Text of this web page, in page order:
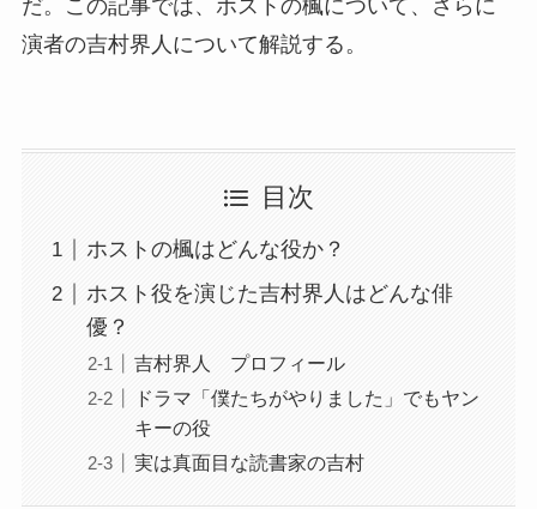
だ。この記事では、ホストの楓について、さらに
演者の吉村界人について解説する。
目次
ホストの楓はどんな役か？
ホスト役を演じた吉村界人はどんな俳
優？
吉村界人 プロフィール
ドラマ「僕たちがやりました」でもヤン
キーの役
実は真面目な読書家の吉村